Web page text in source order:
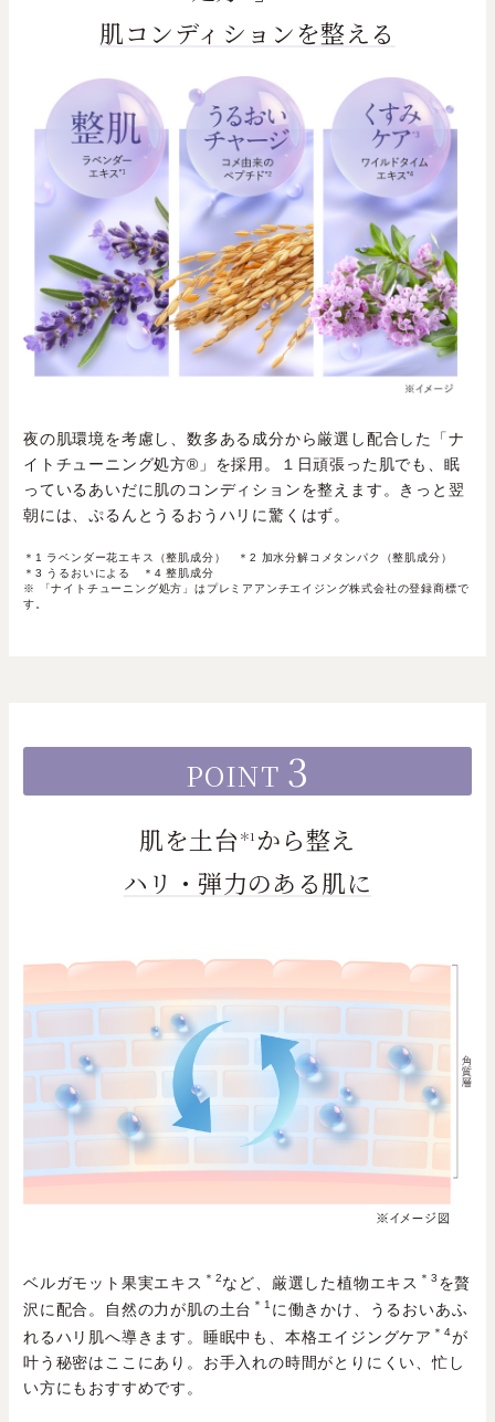
肌コンディションを整える
夜の肌環境を考慮し、数多ある成分から厳選し配合した「ナ
イトチューニング処方®」を採用。１日頑張った肌でも、眠
っているあいだに肌のコンディションを整えます。きっと翌
朝には、ぷるんとうるおうハリに驚くはず。
＊1 ラベンダー花エキス（整肌成分） ＊2 加水分解コメタンパク（整肌成分）
＊3 うるおいによる ＊4 整肌成分
※ 「ナイトチューニング処方」はプレミアアンチエイジング株式会社の登録商標で
す。
POINT 3
肌を土台 ＊1 から整え
ハリ・弾力のある肌に
ベルガモット果実エキス ＊2など、厳選した植物エキス ＊3 を贅
沢に配合。自然の力が肌の土台 ＊1 に働きかけ、うるおいあふ
れるハリ肌へ導きます。睡眠中も、本格エイジングケア ＊4が
叶う秘密はここにあり。お手入れの時間がとりにくい、忙し
い方にもおすすめです。